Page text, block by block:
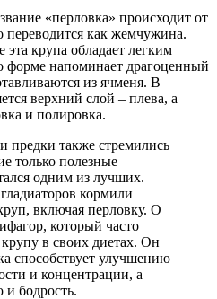
«перловка» происходит от
переводится как жемчужина.
крупа обладает легким
форме напоминает драгоценный
из ячменя. В
верхний слой – плева, а
и полировка.
предки также стремились
только полезные
одним из лучших.
кормили
включая перловку. О
который часто
в своих диетах. Он
способствует улучшению
и концентрации, а
и бодрость.